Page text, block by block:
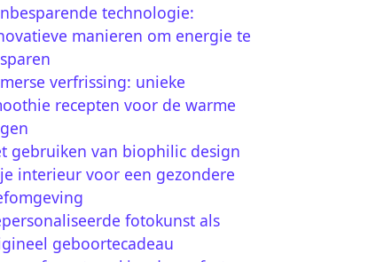
technologie:
manieren om energie te
verfrissing: unieke
recepten voor de warme
gebruiken van biophilic design
interieur voor een gezondere
fotokunst als
geboortecadeau